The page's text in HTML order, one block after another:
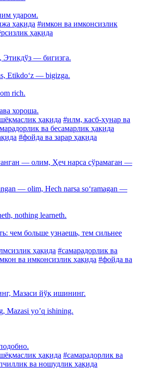
ударом.
ҳақида #имкон ва имконсизлик
ҳақида
Этикдўз — бигизга.
Etikdo‘z — bigizga.
rich.
хороша.
ҳақида #илм, касб-ҳунар ва
ва бесамарлик ҳақида
#фойда ва зарар ҳақида
— олим, Ҳеч нарса сўрамаган —
— olim, Hech narsa so‘ramagan —
nothing learneth.
чем больше узнаешь, тем сильнее
ҳақида #самарадорлик ва
ва имконсизлик ҳақида #фойда ва
Мазаси йўқ ишининг.
Mazasi yoʼq ishining.
ҳақида #самарадорлик ва
ва ношудлик ҳақида